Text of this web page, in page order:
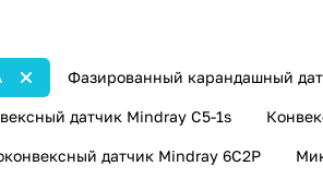
Фазированный карандашный
датчик Mindray C5-1s
датчик Mindray 6C2P